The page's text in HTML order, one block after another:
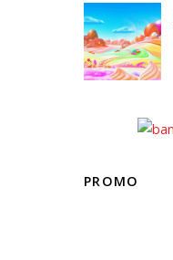
PROMO